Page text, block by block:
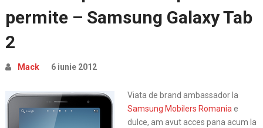
permite – Samsung Galaxy Tab
2
Mack 6 iunie 2012
Viata de brand ambassador la
Samsung Mobilers Romania e
dulce, am avut acces pana acum la